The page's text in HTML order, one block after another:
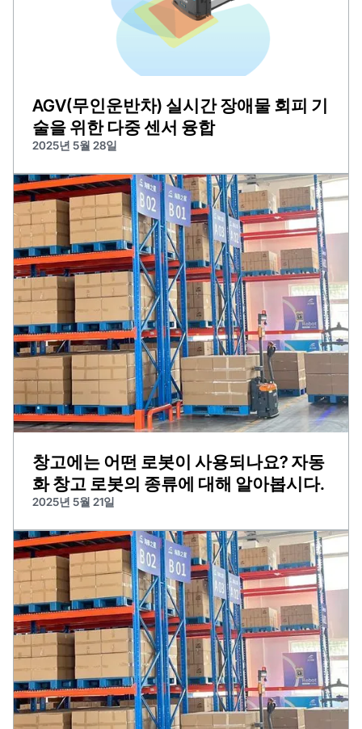
AGV(무인운반차) 실시간 장애물 회피 기
술을 위한 다중 센서 융합
2025년 5월 28일
창고에는 어떤 로봇이 사용되나요? 자동
화 창고 로봇의 종류에 대해 알아봅시다.
2025년 5월 21일